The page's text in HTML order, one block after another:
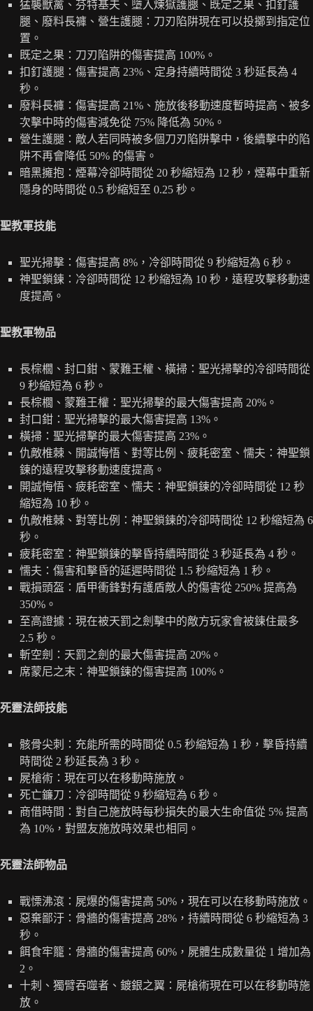
猛襲獸禽、芬特基夫、墮入煉獄護腿、既定之果、扣釘護
腿、廢料長褲、營生護腿：刀刃陷阱現在可以投擲到指定位
置。
既定之果：刀刃陷阱的傷害提高 100%。
扣釘護腿：傷害提高 23%、定身持續時間從 3 秒延長為 4
秒。
廢料長褲：傷害提高 21%、施放後移動速度暫時提高、被多
次擊中時的傷害減免從 75% 降低為 50%。
營生護腿：敵人若同時被多個刀刃陷阱擊中，後續擊中的陷
阱不再會降低 50% 的傷害。
暗黑擁抱：煙幕冷卻時間從 20 秒縮短為 12 秒，煙幕中重新
隱身的時間從 0.5 秒縮短至 0.25 秒。
聖教軍技能
聖光掃擊：傷害提高 8%，冷卻時間從 9 秒縮短為 6 秒。
神聖鎖鍊：冷卻時間從 12 秒縮短為 10 秒，遠程攻擊移動速
度提高。
聖教軍物品
長棕櫚、封口鉗、蒙難王權、橫掃：聖光掃擊的冷卻時間從
9 秒縮短為 6 秒。
長棕櫚、蒙難王權：聖光掃擊的最大傷害提高 20%。
封口鉗：聖光掃擊的最大傷害提高 13%。
橫掃：聖光掃擊的最大傷害提高 23%。
仇敵椎棘、開誠悔悟、對等比例、疲耗密室、懦夫：神聖鎖
鍊的遠程攻擊移動速度提高。
開誠悔悟、疲耗密室、懦夫：神聖鎖鍊的冷卻時間從 12 秒
縮短為 10 秒。
仇敵椎棘、對等比例：神聖鎖鍊的冷卻時間從 12 秒縮短為 6
秒。
疲耗密室：神聖鎖鍊的擊昏持續時間從 3 秒延長為 4 秒。
懦夫：傷害和擊昏的延遲時間從 1.5 秒縮短為 1 秒。
戰損頭盔：盾甲衝鋒對有護盾敵人的傷害從 250% 提高為
350%。
至高證據：現在被天罰之劍擊中的敵方玩家會被鍊住最多
2.5 秒。
斬空劍：天罰之劍的最大傷害提高 20%。
席蒙尼之末：神聖鎖鍊的傷害提高 100%。
死靈法師技能
骸骨尖刺：充能所需的時間從 0.5 秒縮短為 1 秒，擊昏持續
時間從 2 秒延長為 3 秒。
屍槍術：現在可以在移動時施放。
死亡鐮刀：冷卻時間從 9 秒縮短為 6 秒。
商借時間：對自己施放時每秒損失的最大生命值從 5% 提高
為 10%，對盟友施放時效果也相同。
死靈法師物品
戰慄沸滾：屍爆的傷害提高 50%，現在可以在移動時施放。
惡棄鄙汙：骨牆的傷害提高 28%，持續時間從 6 秒縮短為 3
秒。
餌食牢籠：骨牆的傷害提高 60%，屍體生成數量從 1 增加為
2。
十刺、獨臂吞噬者、鍍銀之翼：屍槍術現在可以在移動時施
放。